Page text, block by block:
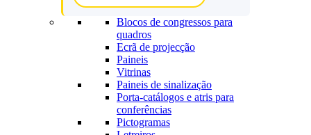
Blocos de congressos para
quadros
Ecrã de projecção
Paineis
Vitrinas
Paineis de sinalização
Porta-catálogos e atris para
conferências
Pictogramas